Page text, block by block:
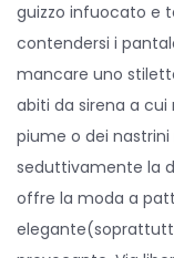
guizzo infuocato e
contendersi i
mancare uno
abiti da sirena a
piume o dei
seduttivamente la
offre la moda a